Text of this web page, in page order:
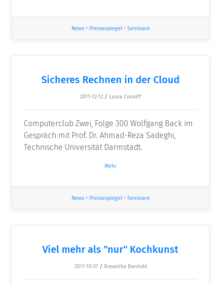
News• Pressespiegel• Seminare
Sicheres Rechnen in der Cloud
2011-12-12 / Laura Cunniff
Computerclub Zwei, Folge 300 Wolfgang Back im
Gespräch mit Prof. Dr. Ahmad-Reza Sadeghi,
Technische Universität Darmstadt.
Mehr
News• Pressespiegel• Seminare
Viel mehr als "nur" Kochkunst
2011-10-27 / Roswitha Bardohl